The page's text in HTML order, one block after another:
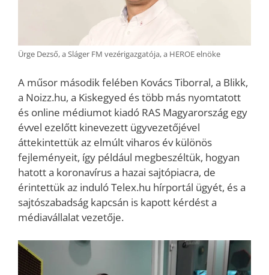
Ürge Dezső, a Sláger FM vezérigazgatója, a HEROE elnöke
A műsor második felében Kovács Tiborral, a Blikk,
a Noizz.hu, a Kiskegyed és több más nyomtatott
és online médiumot kiadó RAS Magyarország egy
évvel ezelőtt kinevezett ügyvezetőjével
áttekintettük az elmúlt viharos év különös
fejleményeit, így például megbeszéltük, hogyan
hatott a koronavírus a hazai sajtópiacra, de
érintettük az induló Telex.hu hírportál ügyét, és a
sajtószabadság kapcsán is kapott kérdést a
médiavállalat vezetője.